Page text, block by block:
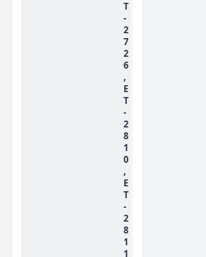
T
-
2
7
2
6
,
E
T
-
2
8
1
0
,
E
T
-
2
8
1
1